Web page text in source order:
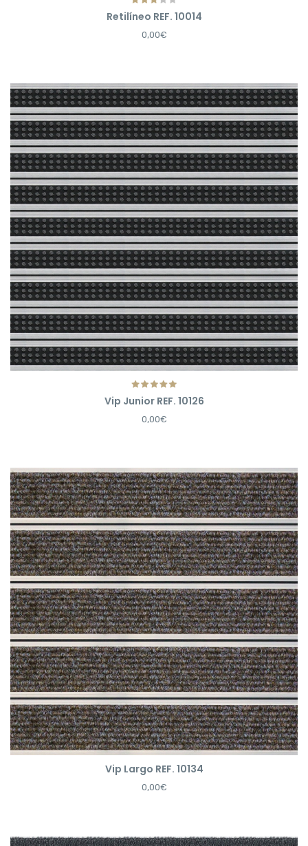
Retilíneo REF. 10014
0,00€
Vip Junior REF. 10126
0,00€
Vip Largo REF. 10134
0,00€